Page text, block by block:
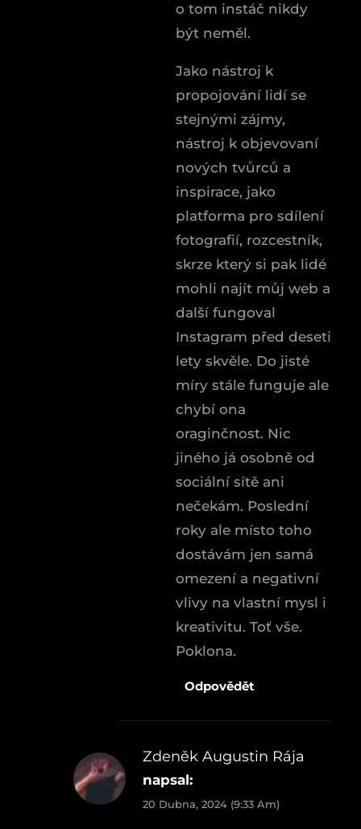
o tom instáč nikdy
být neměl.
Jako nástroj k
propojování lidí se
stejnými zájmy,
nástroj k objevovaní
nových tvůrců a
inspirace, jako
platforma pro sdílení
fotografií, rozcestník,
skrze který si pak lidé
mohli najít můj web a
další fungoval
Instagram před deseti
lety skvěle. Do jisté
míry stále funguje ale
chybí ona
oraginčnost. Nic
jiného já osobně od
sociální sítě ani
nečekám. Poslední
roky ale místo toho
dostávám jen samá
omezení a negativní
vlivy na vlastní mysl i
kreativitu. Toť vše.
Poklona.
Odpovědět
Zdeněk Augustin Rája
napsal:
20 Dubna, 2024 (9:33 Am)